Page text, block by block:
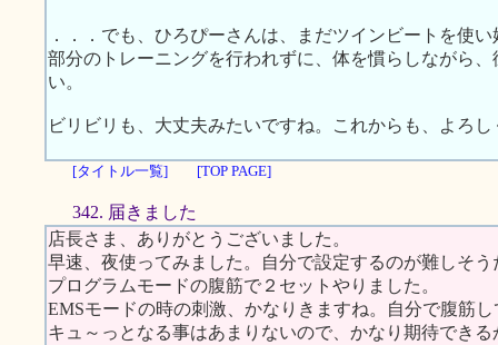
．．．でも、ひろぴーさんは、まだツインビートを使
部分のトレーニングを行われずに、体を慣らしながら
い。
ビリビリも、大丈夫みたいですね。これからも、よろ
[タイトル一覧] [TOP PAGE]
342. 届きました
店長さま、ありがとうございました。
早速、夜使ってみました。自分で設定するのが難しそう
プログラムモードの腹筋で２セットやりました。
EMSモードの時の刺激、かなりきますね。自分で腹筋
キュ～っとなる事はあまりないので、かなり期待できる